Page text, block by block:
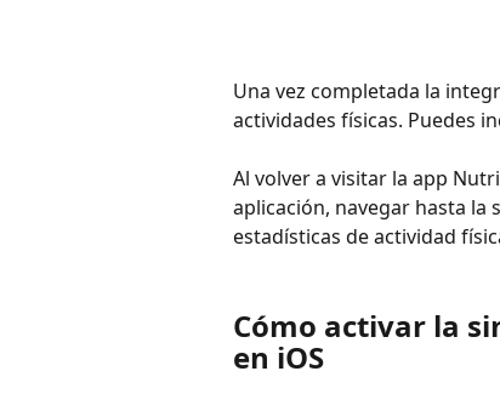
Una vez completada la
actividades físicas. Puedes
Al volver a visitar la app
aplicación, navegar hasta la
estadísticas de actividad
Cómo activar la
en iOS